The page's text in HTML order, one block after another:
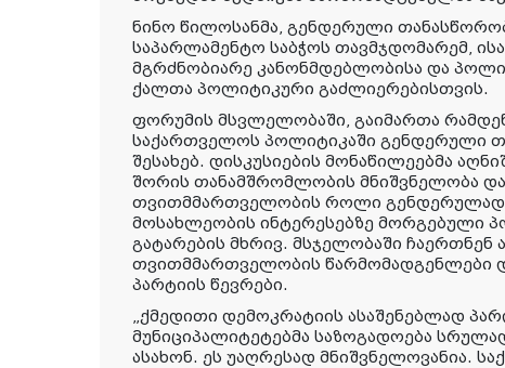
ნინო წილოსანმა, გენდერული
საპარლამენტო საბჭოს თავმჯდომარემ,
მგრძნობიარე კანონმდებლობისა და
ქალთა პოლიტიკური გაძლიერებისთვის.
ფორუმის მსვლელობაში, გაიმართა
საქართველოს პოლიტიკაში გენდერული
შესახებ. დისკუსიების მონაწილეებმა
შორის თანამშრომლობის მნიშვნელობა
თვითმმართველობის როლი გენდერულად
მოსახლეობის ინტერესებზე მორგებული
გატარების მხრივ. მსჯელობაში
თვითმმართველობის წარმომადგენლები
პარტიის წევრები.
„ქმედითი დემოკრატიის ასაშენებლად
მუნიციპალიტეტებმა საზოგადოება
ასახონ. ეს უაღრესად მნიშვნელოვანია.